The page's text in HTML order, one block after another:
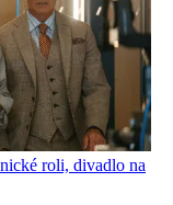
roli, divadlo na